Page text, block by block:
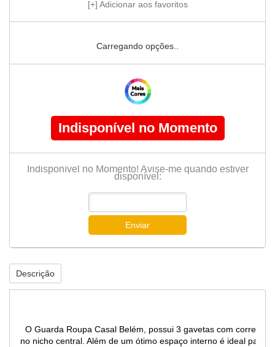
Adicionar aos favoritos
Carregando opções..
Indisponível no Momento
Indisponível no Momento! Avise-me quando estiver
disponível:
Enviar
Descrição
O Guarda Roupa Casal Belém, possui 3 gavetas com
no nicho central. Além de um ótimo espaço interno é ideal para